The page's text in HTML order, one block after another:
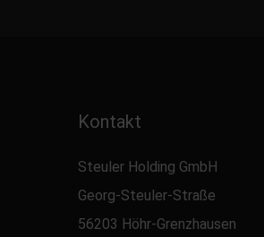
Kontakt
Steuler Holding GmbH
Georg-Steuler-Straße
56203 Höhr-Grenzhausen